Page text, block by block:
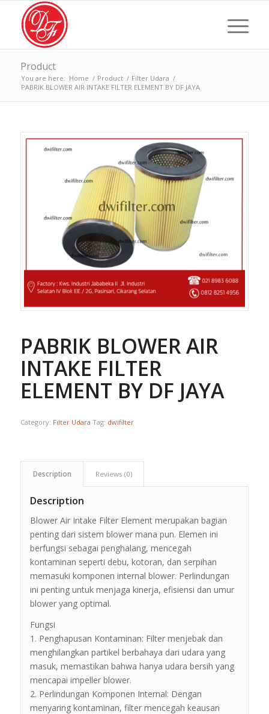
Product
You are here: Home / Product / Filter Udara /
PABRIK BLOWER AIR INTAKE FILTER ELEMENT BY DF JAYA
PABRIK BLOWER AIR
INTAKE FILTER
ELEMENT BY DF JAYA
Category: Filter Udara Tag: dwifilter
Description Reviews (0)
Description
Blower Air Intake Filter Element merupakan bagian
penting dari sistem blower mana pun. Elemen ini
berfungsi sebagai penghalang, mencegah
kontaminan seperti debu, kotoran, dan serpihan
memasuki komponen internal blower. Perlindungan
ini penting untuk menjaga kinerja, efisiensi dan umur
blower yang optimal.
Fungsi
1. Penghapusan Kontaminan: Filter menjebak dan
menghilangkan partikel berbahaya dari udara yang
masuk, memastikan bahwa hanya udara bersih yang
mencapai impeller blower.
2. Perlindungan Komponen Internal: Dengan
menyaring kontaminan, filter mencegah keausan